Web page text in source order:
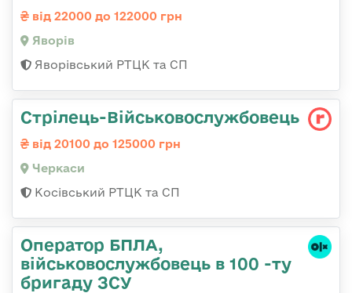
від 22000 до 122000 грн
Яворів
Яворівський РТЦК та СП
Стрілець-Військовослужбовець
від 20100 до 125000 грн
Черкаси
Косівський РТЦК та СП
Оператор БПЛА,
військовослужбовець в 100 -ту
бригаду ЗСУ